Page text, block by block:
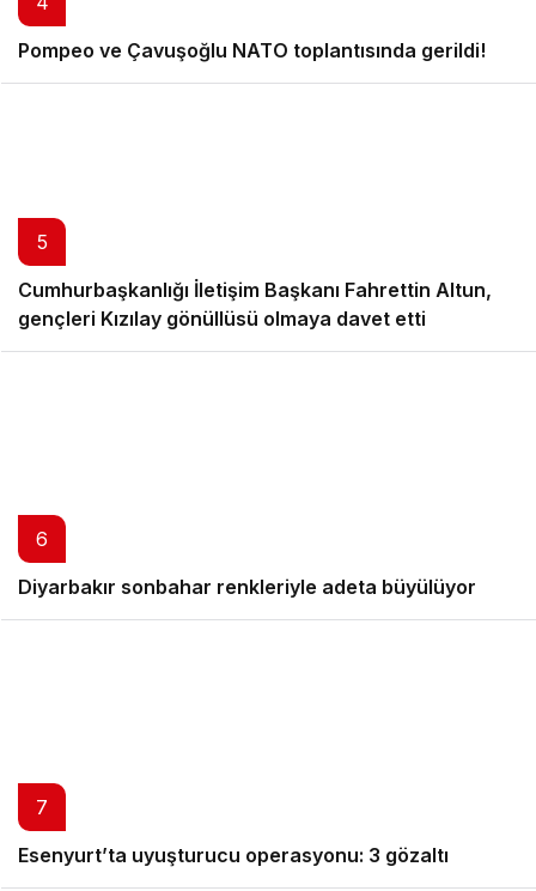
Pompeo ve Çavuşoğlu NATO toplantısında gerildi!
5
Cumhurbaşkanlığı İletişim Başkanı Fahrettin Altun,
gençleri Kızılay gönüllüsü olmaya davet etti
6
Diyarbakır sonbahar renkleriyle adeta büyülüyor
7
Esenyurt’ta uyuşturucu operasyonu: 3 gözaltı